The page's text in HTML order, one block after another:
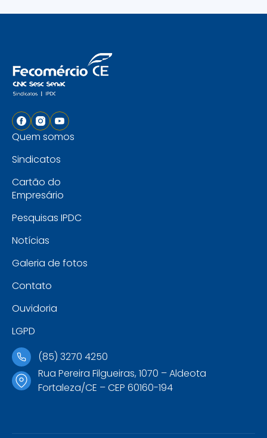
Quem somos
Sindicatos
Cartão do
Empresário
Pesquisas IPDC
Notícias
Galeria de fotos
Contato
Ouvidoria
LGPD
(85) 3270 4250
Rua Pereira Filgueiras, 1070 – Aldeota
Fortaleza/CE – CEP 60160-194